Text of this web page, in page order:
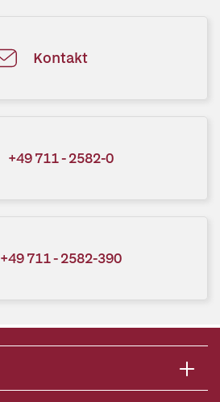
Kontakt
+49 711 - 2582-0
+49 711 - 2582-390